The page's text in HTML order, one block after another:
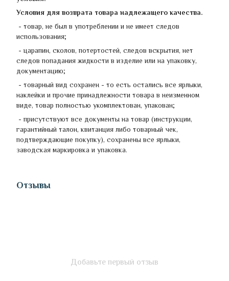
Условия для возврата товара надлежащего качества.
- товар, не был в употреблении и не имеет следов
использования;
- царапин, сколов, потертостей, следов вскрытия, нет
следов попадания жидкости в изделие или на упаковку,
документацию;
- товарный вид сохранен - ​​то есть остались все ярлыки,
наклейки и прочие принадлежности товара в неизменном
виде, товар полностью укомплектован, упакован;
- присутствуют все документы на товар (инструкции,
гарантийный талон, квитанция либо товарный чек,
подтверждающие покупку), сохранены все ярлыки,
заводская маркировка и упаковка.
Отзывы
Добавьте первый отзыв